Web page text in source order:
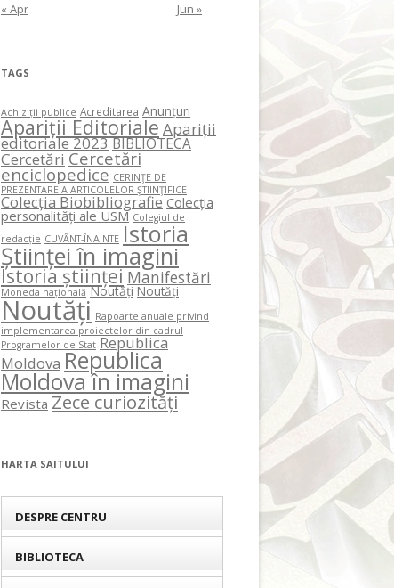
« Apr Jun »
TAGS
Achiziții publice Acreditarea Anunțuri
Apariții Editoriale Apariții
editoriale 2023BIBLIOTECA
Cercetări Cercetări
enciclopedice CERINŢE DE
PREZENTARE A ARTICOLELOR ŞTIINŢIFICE
Colecția Biobibliografie Colecția
personalități ale USM Colegiul de
redacție CUVÂNT-ÎNAINTE Istoria
Științei în imagini
Istoria științei Manifestări
Moneda națională Noutăți Noutăți
Noutăți Rapoarte anuale privind
implementarea proiectelor din cadrul
Programelor de Stat Republica
Moldova Republica
Moldova în imagini
Revista Zece curiozități
HARTA SAITULUI
DESPRE CENTRU
BIBLIOTECA